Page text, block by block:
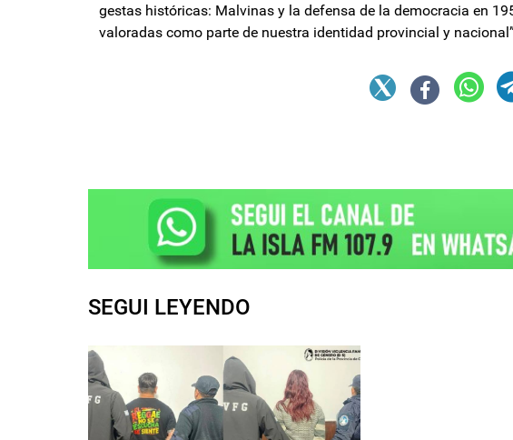
gestas históricas: Malvinas y la defensa de la democracia en
valoradas como parte de nuestra identidad provincial y
SEGUI LEYENDO